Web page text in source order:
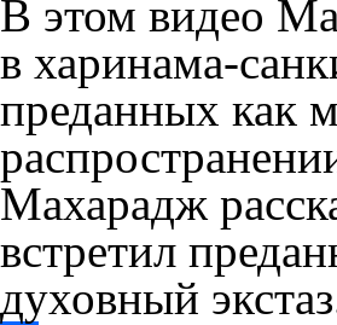
В этом видео
в харинама-
преданных как
Махарадж
встретил
духовный